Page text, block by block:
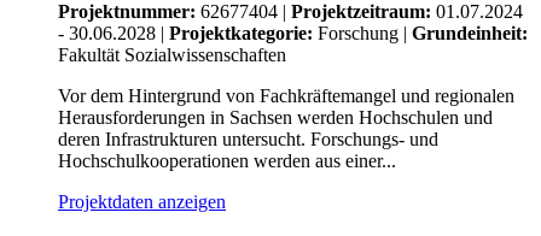
Projektnummer: 62677404 | Projektzeitraum: 01.07.2024
- 30.06.2028 | Projektkategorie: Forschung | Grundeinheit:
Fakultät Sozialwissenschaften
Vor dem Hintergrund von Fachkräftemangel und regionalen
Herausforderungen in Sachsen werden Hochschulen und
deren Infrastrukturen untersucht. Forschungs- und
Hochschulkooperationen werden aus einer...
Projektdaten anzeigen